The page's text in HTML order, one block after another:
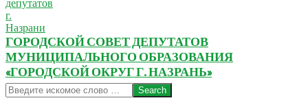
ГОРОДСКОЙ СОВЕТ ДЕПУТАТОВ
МУНИЦИПАЛЬНОГО ОБРАЗОВАНИЯ
«ГОРОДСКОЙ ОКРУГ Г. НАЗРАНЬ»
Search